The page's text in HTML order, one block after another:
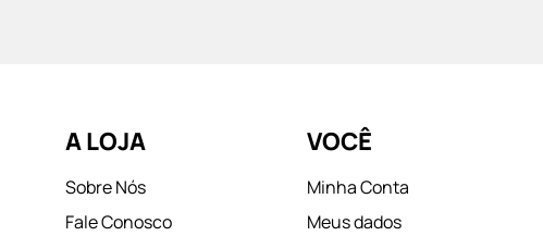
A LOJA
Sobre Nós
Fale Conosco
VOCÊ
Minha Conta
Meus dados